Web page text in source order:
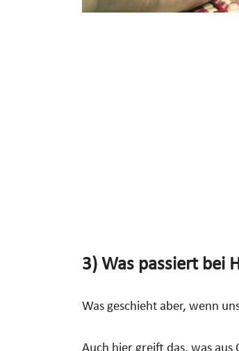
3) Was passiert bei
Was geschieht aber, wenn